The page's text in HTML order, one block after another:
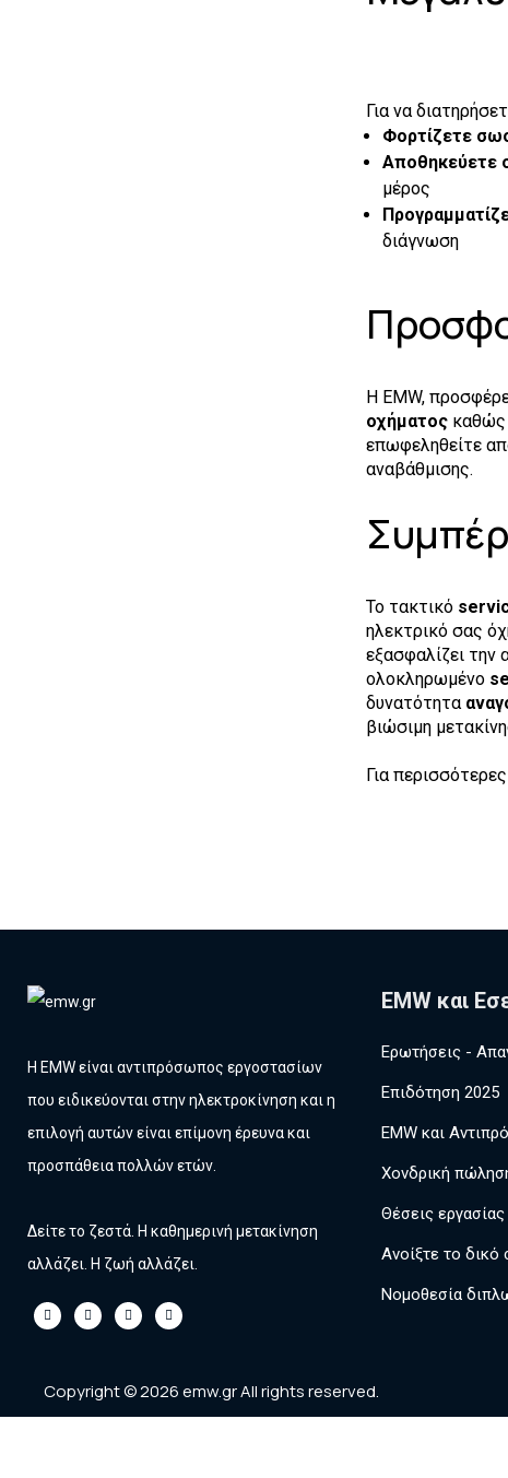
Για να
Φορτίζετε
Αποθηκεύετε
μέρος
διάγνωση
Η EMW,
οχήματος καθώς
επωφεληθείτε
αναβάθμισης.
Το τακτικό
ηλεκτρικό σας
εξασφαλίζει την
ολοκληρωμένο
δυνατότητα
βιώσιμη
Για
Η EMW είναι αντιπρόσωπος εργοστασίων
που ειδικεύονται στην ηλεκτροκίνηση και η
επιλογή αυτών είναι επίμονη έρευνα και
προσπάθεια πολλών ετών.
Δείτε το ζεστά. Η καθημερινή μετακίνηση
αλλάζει. Η ζωή αλλάζει.
EMW και
Ερωτήσεις -
Επιδότηση 2025
EMW και
Χονδρική
Θέσεις εργασίας
Ανοίξτε το δικό
Νομοθεσία
Copyright © 2026 emw.gr All rights reserved.